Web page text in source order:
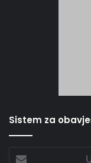
Sistem za